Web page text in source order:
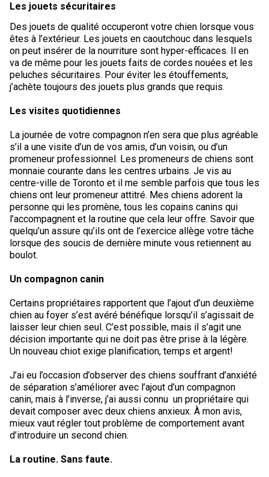
Les jouets sécuritaires
Des jouets de qualité occuperont votre chien lorsque vous
êtes à l’extérieur. Les jouets en caoutchouc dans lesquels
on peut insérer de la nourriture sont hyper-efficaces. Il en
va de même pour les jouets faits de cordes nouées et les
peluches sécuritaires. Pour éviter les étouffements,
j’achète toujours des jouets plus grands que requis.
Les visites quotidiennes
La journée de votre compagnon n’en sera que plus agréable
s’il a une visite d’un de vos amis, d’un voisin, ou d’un
promeneur professionnel. Les promeneurs de chiens sont
monnaie courante dans les centres urbains. Je vis au
centre-ville de Toronto et il me semble parfois que tous les
chiens ont leur promeneur attitré. Mes chiens adorent la
personne qui les promène, tous les copains canins qui
l’accompagnent et la routine que cela leur offre. Savoir que
quelqu’un assure qu’ils ont de l’exercice allège votre tâche
lorsque des soucis de dernière minute vous retiennent au
boulot.
Un compagnon canin
Certains propriétaires rapportent que l’ajout d’un deuxième
chien au foyer s’est avéré bénéfique lorsqu’il s’agissait de
laisser leur chien seul. C’est possible, mais il s’agit une
décision importante qui ne doit pas être prise à la légère.
Un nouveau chiot exige planification, temps et argent!
J’ai eu l’occasion d’observer des chiens souffrant d’anxiété
de séparation s’améliorer avec l’ajout d’un compagnon
canin, mais à l’inverse, j’ai aussi connu un propriétaire qui
devait composer avec deux chiens anxieux. À mon avis,
mieux vaut régler tout problème de comportement avant
d’introduire un second chien.
La routine. Sans faute.